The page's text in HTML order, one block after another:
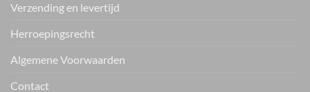
Verzending en levertijd
Herroepingsrecht
Algemene Voorwaarden
Contact